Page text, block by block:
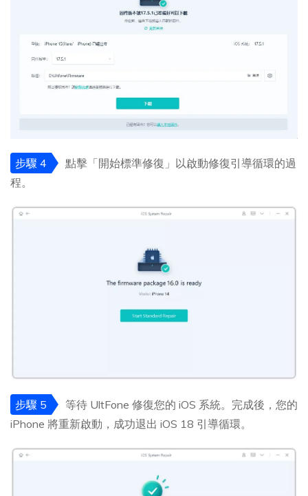
步驟 4
點擊「開始標準修復」以啟動修復引導循環的過
程。
步驟 5
等待 UltFone 修復您的 iOS 系統。完成後，您的
iPhone 將重新啟動，成功退出 iOS 18 引導循環。